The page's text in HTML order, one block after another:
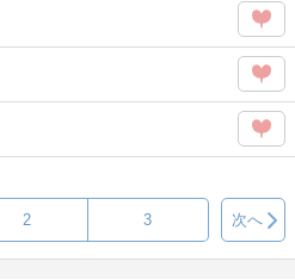
を
Like
タグ
を
Like
この
タグ
を
Like
この
タグ
Like
この
タグ
を
2 3 次へ